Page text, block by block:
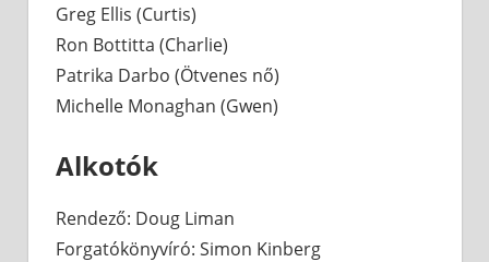
Greg Ellis (Curtis)
Ron Bottitta (Charlie)
Patrika Darbo (Ötvenes nő)
Michelle Monaghan (Gwen)
Alkotók
Rendező: Doug Liman
Forgatókönyvíró: Simon Kinberg